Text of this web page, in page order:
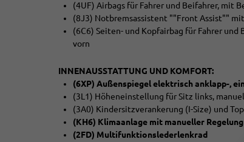
(4UF) Airbags für Fahrer und Beifahrer, mit
(8J3) Notbremsassistent ""Front Assist""
(6C6) Seiten- und Kopfairbag für Fahrer
vorn
INNENAUSSTATTUNG UND KOMFORT:
(6XP) Außenspiegel elektrisch anklapp-,
(3L1) Höheneinstellung für Sitz links, manuell
(3A0) Kindersitzverankerung (I-Size) und
(KH6) Klimaanlage mit manueller Regelung
(2FD) Multifunktionslederlenkrad